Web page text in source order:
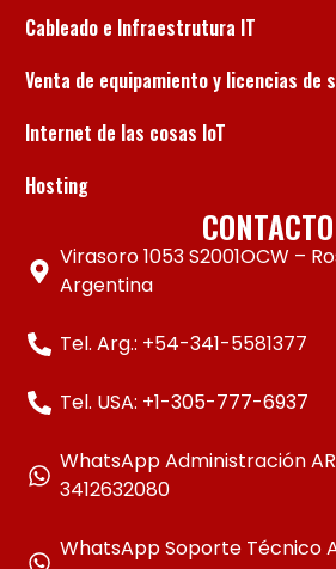
Cableado e Infraestrutura IT
Venta de equipamiento y licencias de
Internet de las cosas IoT
Hosting
CONTACTO
Virasoro 1053 S2001OCW –
Argentina
Tel. Arg.: +54-341-5581377
Tel. USA: +1-305-777-6937
WhatsApp Administración
3412632080
WhatsApp Soporte Técnico